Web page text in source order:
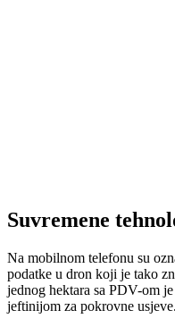
Suvremene
Na mobilnom telefonu su
podatke u dron koji je tako
jednog hektara sa PDV-om
jeftinijom za pokrovne usjeve.